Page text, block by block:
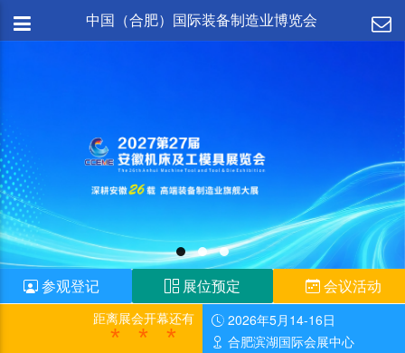
中国（合肥）国际装备制造业博览会
参观登记 展位预定 会议活动
距离展会开幕还有
***
2026年5月14-16日
合肥滨湖国际会展中心